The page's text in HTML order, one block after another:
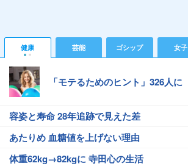
健康 芸能 ゴシップ 女子
「モテるためのヒント」326人に
容姿と寿命 28年追跡で見えた差
あたりめ 血糖値を上げない理由
体重62kg→82kgに 寺田心の生活